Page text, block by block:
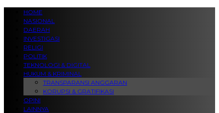
HOME
NASIONAL
DAERAH
INVESTIGASI
RELIGI
POLITIK
TEKNOLOGI & DIGITAL
HUKUM & KRIMINAL
TRANSPARANSI ANGGARAN
KORUPSI & GRATIFIKASI
OPINI
LAINNYA